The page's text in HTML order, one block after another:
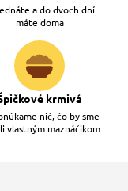
a do dvoch dní
máte doma
krmivá
nič, čo by sme
vlastným maznáčikom